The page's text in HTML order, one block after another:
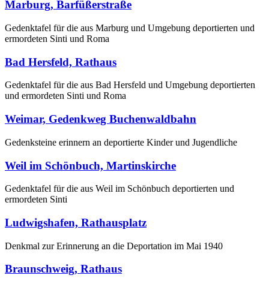
Marburg, Barfüßerstraße
Gedenktafel für die aus Marburg und Umgebung deportierten und
ermordeten Sinti und Roma
Bad Hersfeld, Rathaus
Gedenktafel für die aus Bad Hersfeld und Umgebung deportierten
und ermordeten Sinti und Roma
Weimar, Gedenkweg Buchenwaldbahn
Gedenksteine erinnern an deportierte Kinder und Jugendliche
Weil im Schönbuch, Martinskirche
Gedenktafel für die aus Weil im Schönbuch deportierten und
ermordeten Sinti
Ludwigshafen, Rathausplatz
Denkmal zur Erinnerung an die Deportation im Mai 1940
Braunschweig, Rathaus